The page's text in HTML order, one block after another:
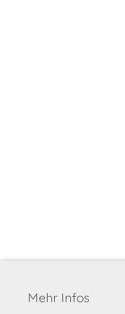
Mehr Infos